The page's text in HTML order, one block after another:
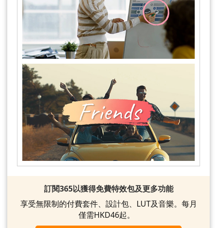
訂閱365以獲得免費特效包及更多功能
享受無限制的付費套件、設計包、LUT及音樂。每月
僅需HKD46起。